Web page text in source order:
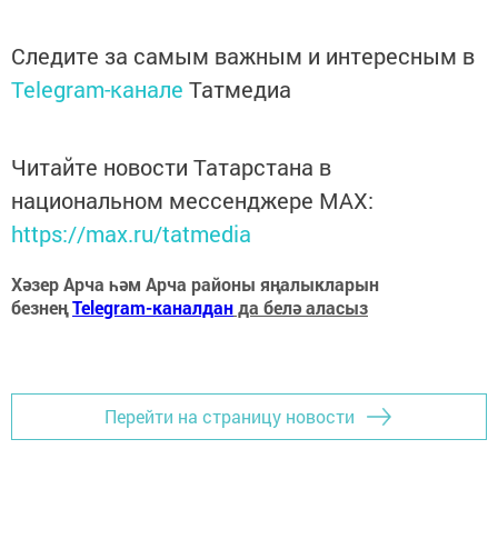
Следите за самым важным и интересным в
Telegram-канале Татмедиа
Читайте новости Татарстана в
национальном мессенджере MАХ:
https://max.ru/tatmedia
Хәзер Арча һәм Арча районы яңалыкларын
безнеңTelegram-каналданда белә аласыз
Перейти на страницу новости